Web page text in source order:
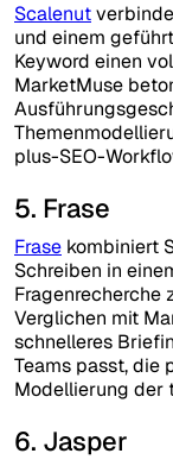
Scalenut
und einem
Keyword einen
MarketMuse
plus-SEO-
5. Frase
Frase kombiniert
Schreiben in
Fragenrecherche
Verglichen mit
schnelleres
Teams passt, die
Modellierung der
6. Jasper